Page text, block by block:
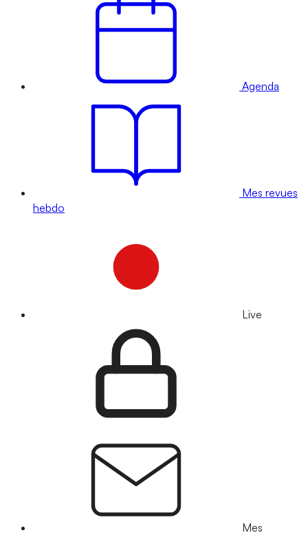
Agenda
Mes revues
hebdo
Live
Mes